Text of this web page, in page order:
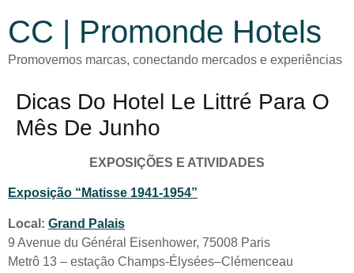
CC | Promonde Hotels
Promovemos marcas, conectando mercados e experiências
Dicas Do Hotel Le Littré Para O
Mês De Junho
EXPOSIÇÕES E ATIVIDADES
Exposição “Matisse 1941-1954”
Local: Grand Palais
9 Avenue du Général Eisenhower, 75008 Paris
Metrô 13 – estação Champs-Élysées–Clémenceau